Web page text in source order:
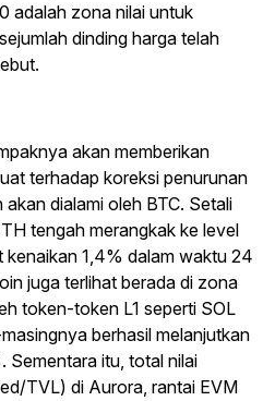
adalah zona nilai untuk
dinding harga telah
akan memberikan
terhadap koreksi penurunan
dialami oleh BTC. Setali
tengah merangkak ke level
1,4% dalam waktu 24
juga terlihat berada di zona
token-token L1 seperti SOL
berhasil melanjutkan
Sementara itu, total nilai
TVL) di Aurora, rantai EVM